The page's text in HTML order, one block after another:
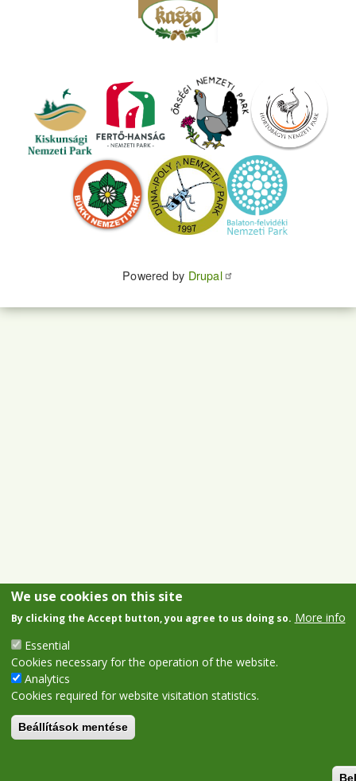
Powered by Drupal
We use cookies on this site
By clicking the Accept button, you agree to us doing so. More info
Essential
Cookies necessary for the operation of the website.
Analytics
Cookies required for website visitation statistics.
Beállítások mentése